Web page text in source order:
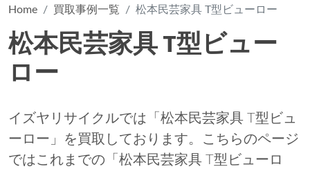
Home 買取事例一覧 松本民芸家具 T型ビューロー
松本民芸家具 T型ビュー
ロー
イズヤリサイクルでは「松本民芸家具 T型ビュ
ーロー」を買取しております。こちらのページ
ではこれまでの「松本民芸家具 T型ビューロ